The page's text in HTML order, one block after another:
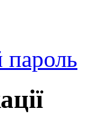
пароль